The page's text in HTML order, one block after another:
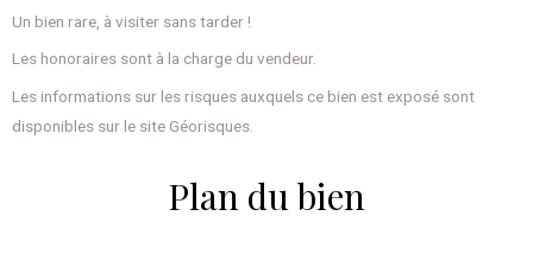
Un bien rare, à visiter sans tarder !
Les honoraires sont à la charge du vendeur.
Les informations sur les risques auxquels ce bien est exposé sont
disponibles sur le site Géorisques.
Plan du bien